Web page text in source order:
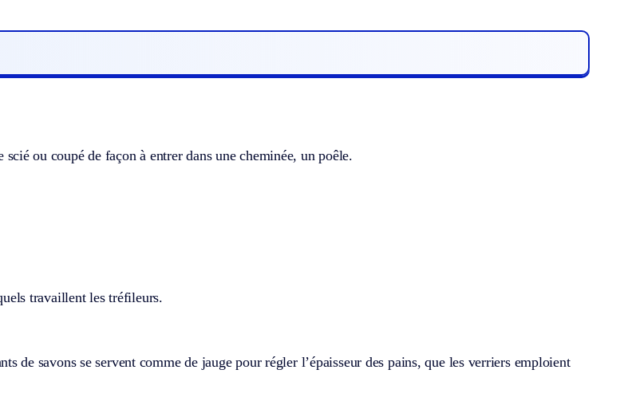
ou coupé de façon à entrer dans une cheminée, un poêle.
travaillent les tréfileurs.
de savons se servent comme de jauge pour régler l’épaisseur des pains, que les verriers emploient